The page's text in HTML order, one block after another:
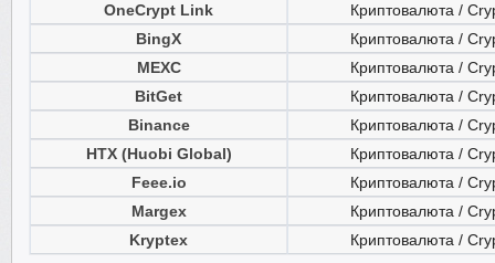
OneCrypt Link
Криптовалюта /
BingX
Криптовалюта /
MEXC
Криптовалюта /
BitGet
Криптовалюта /
Binance
Криптовалюта /
HTX (Huobi Global)
Криптовалюта /
Feee.io
Криптовалюта /
Margex
Криптовалюта /
Kryptex
Криптовалюта /